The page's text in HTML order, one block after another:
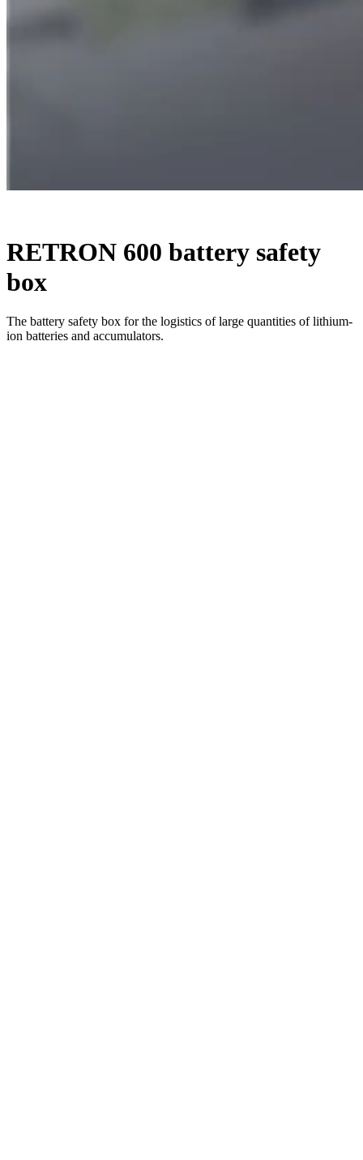
RETRON 600 battery safety
box
The battery safety box for the logistics of large quantities of lithium-
ion batteries and accumulators.